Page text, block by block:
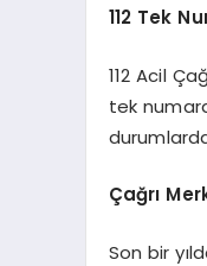
112 Tek
112 Acil
tek
Çağrı
Son bir